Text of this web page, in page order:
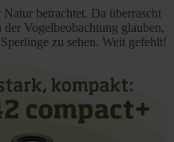
betrachtet. Da überrascht
Vogelbeobachtung glauben,
zu sehen. Weit gefehlt!